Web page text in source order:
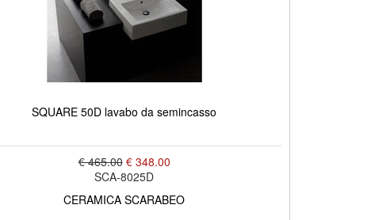
SQUARE 50D lavabo da semincasso
€ 465.00 € 348.00
SCA-8025D
CERAMICA SCARABEO